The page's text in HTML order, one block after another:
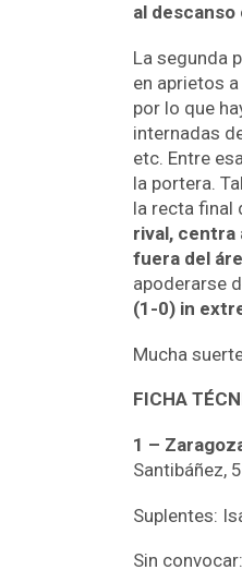
al descanso
La segunda
en aprietos
por lo que
internadas
etc. Entre
la portera.
la recta final
rival, centra
fuera del
apoderarse
(1-0) in
Mucha
FICHA
1 –
Santibáñez,
Suplentes:
Sin